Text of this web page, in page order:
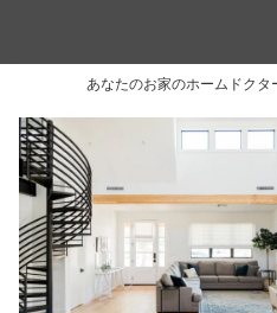
あなたのお家のホームドクタ